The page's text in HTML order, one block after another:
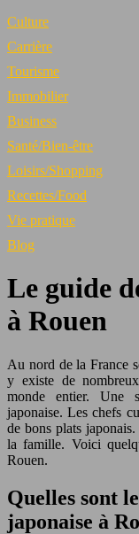
Culture
Carrière
Tourisme
Immobilier
Business
Santé/Bien-être
Loisirs/Shopping
Recettes/Food
Vie pratique
Blog
Le guide
à Rouen
Au nord de la France
y existe de
monde entier. Une
japonaise. Les chefs
de bons plats
la famille. Voici
Rouen.
Quelles sont
japonaise à